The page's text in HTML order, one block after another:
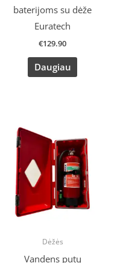
baterijoms su dėže
Euratech
€129.90
Daugiau
Dėžės
Vandens putų